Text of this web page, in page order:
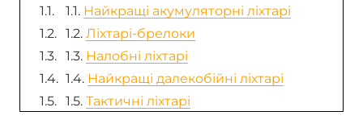
1.1. Найкращі акумуляторні ліхтарі
1.2. Ліхтарі-брелоки
1.3. Налобні ліхтарі
1.4. Найкращі далекобійні ліхтарі
1.5. Тактичні ліхтарі